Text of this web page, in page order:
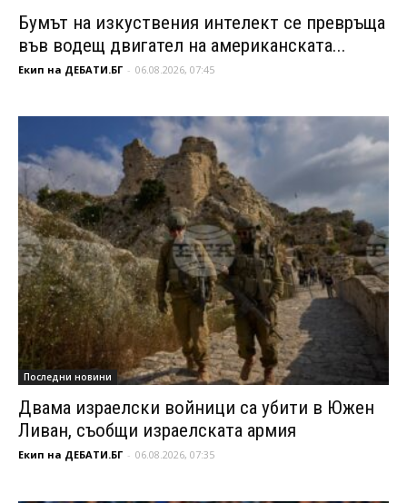
Бумът на изкуствения интелект се превръща
във водещ двигател на американската...
Екип на ДЕБАТИ.БГ - 06.08.2026, 07:45
Последни новини
Двама израелски войници са убити в Южен
Ливан, съобщи израелската армия
Екип на ДЕБАТИ.БГ - 06.08.2026, 07:35